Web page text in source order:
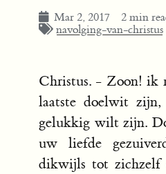
Mar 2, 2017
2 min
navolging-van-christus
Christus. - Zoon! ik
laatste doelwit
gelukkig wilt zijn.
uw liefde
dikwijls tot zichzelf